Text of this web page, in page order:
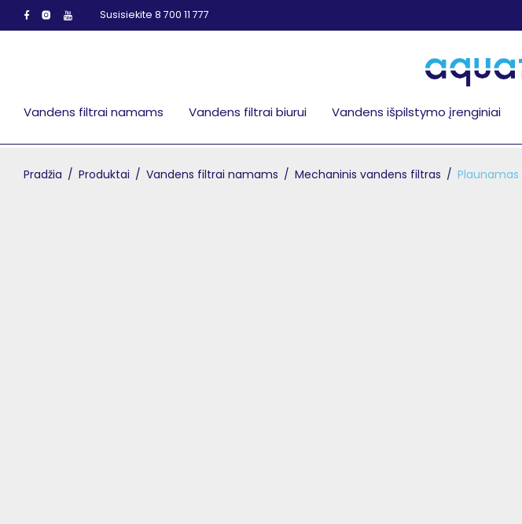
Susisiekite 8 700 11 777
Vandens filtrai namams Vandens filtrai biurui Vandens išpilstymo įrenginiai
Pradžia / Produktai / Vandens filtrai namams / Mechaninis vandens filtras /